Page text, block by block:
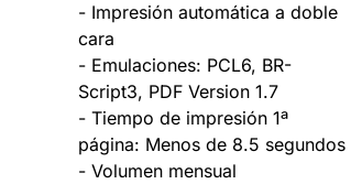
- Impresión automática a doble
cara
- Emulaciones: PCL6, BR-
Script3, PDF Version 1.7
- Tiempo de impresión 1ª
página: Menos de 8.5 segundos
- Volumen mensual